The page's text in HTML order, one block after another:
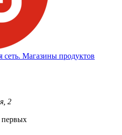
Магазины продуктов
2
первых